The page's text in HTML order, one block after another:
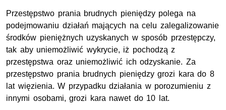
Przestępstwo prania brudnych pieniędzy polega na
podejmowaniu działań mających na celu zalegalizowanie
środków pieniężnych uzyskanych w sposób przestępczy,
tak aby uniemożliwić wykrycie, iż pochodzą z
przestępstwa oraz uniemożliwić ich odzyskanie. Za
przestępstwo prania brudnych pieniędzy grozi kara do 8
lat więzienia. W przypadku działania w porozumieniu z
innymi osobami, grozi kara nawet do 10 lat.